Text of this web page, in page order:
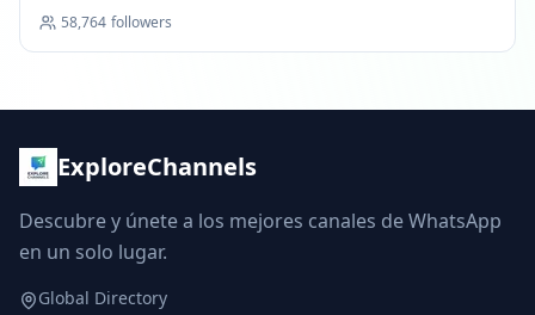
58,764 followers
ExploreChannels
Descubre y únete a los mejores canales de WhatsApp
en un solo lugar.
Global Directory